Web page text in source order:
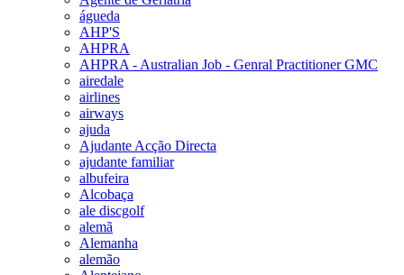
águeda
AHP'S
AHPRA
AHPRA - Australian Job - Genral Practitioner GMC
airedale
airlines
airways
ajuda
Ajudante Acção Directa
ajudante familiar
albufeira
Alcobaça
ale discgolf
alemã
Alemanha
alemão